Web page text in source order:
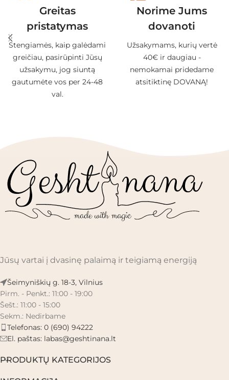
Greitas
pristatymas
Stengiamės, kaip galėdami
greičiau, pasirūpinti Jūsų
užsakymu, jog siuntą
gautumėte vos per 24-48
val.
Norime Jums
dovanoti
Užsakymams, kurių vertė
40€ ir daugiau -
nemokamai pridedame
atsitiktinę DOVANĄ!
Jūsų vartai į dvasinę palaimą ir teigiamą energiją
Šeimyniškių g. 18-3, Vilnius
Pirm. - Penkt.: 11:00 - 19:00
Šešt.: 11:00 - 15:00
Sekm.: Nedirbame
Telefonas: 0 (690) 94222
El. paštas: labas@geshtinana.lt
PRODUKTŲ KATEGORIJOS